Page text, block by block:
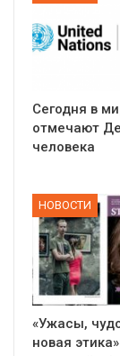
Сегодня в
отмечают
человека
НОВОСТИ
«Ужасы,
новая